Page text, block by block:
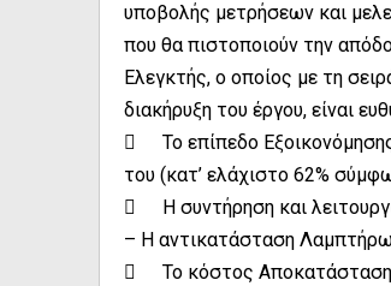
υποβολής μετρήσεων και
που θα πιστοποιούν την
Ελεγκτής, ο οποίος με τη
διακήρυξη του έργου, είναι

Το επίπεδο
του (κατ’ ελάχιστο 62%

Η συντήρηση και
– Η αντικατάσταση

Το κόστος